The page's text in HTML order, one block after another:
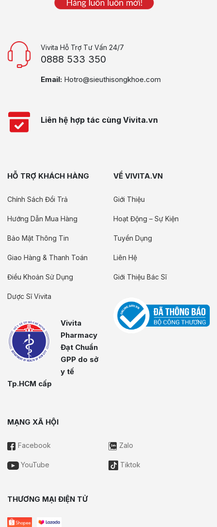
Vivita Hỗ Trợ Tư Vấn 24/7
0888 533 350
Email: Hotro@sieuthisongkhoe.com
Liên hệ hợp tác cùng Vivita.vn
HỖ TRỢ KHÁCH HÀNG
Chính Sách Đổi Trả
Hướng Dẫn Mua Hàng
Bảo Mật Thông Tin
Giao Hàng & Thanh Toán
Điều Khoản Sử Dụng
Dược Sĩ Vivita
Vivita
Pharmacy
Đạt Chuẩn
GPP do sở
y tế
Tp.HCM cấp
VỀ VIVITA.VN
Giới Thiệu
Hoạt Động – Sự Kiện
Tuyển Dụng
Liên Hệ
Giới Thiệu Bác Sĩ
MẠNG XÃ HỘI
Facebook Zalo
YouTube Tiktok
THƯƠNG MẠI ĐIỆN TỬ